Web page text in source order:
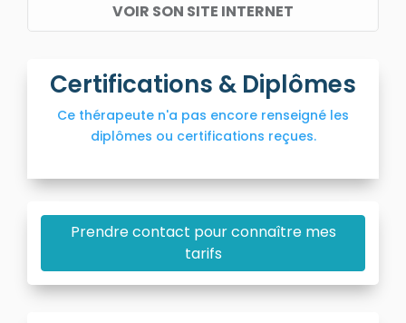
VOIR SON SITE INTERNET
Certifications & Diplômes
Ce thérapeute n'a pas encore renseigné les
diplômes ou certifications reçues.
Prendre contact pour connaître mes
tarifs